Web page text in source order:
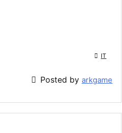
 IT
 Posted by arkgame